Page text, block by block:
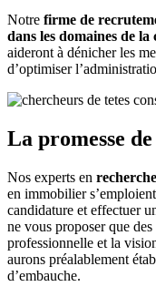
Notre firme de
dans les domaines de
aideront à dénicher les
d’optimiser
La promesse
Nos experts en
en immobilier
candidature et effectuer
ne vous proposer que
professionnelle et la
aurons préalablement
d’embauche.